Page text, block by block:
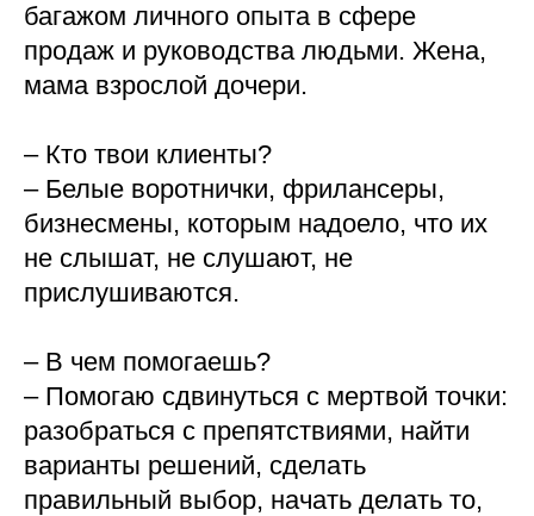
багажом личного опыта в сфере
продаж и руководства людьми. Жена,
мама взрослой дочери.
– Кто твои клиенты?
– Белые воротнички, фрилансеры,
бизнесмены, которым надоело, что их
не слышат, не слушают, не
прислушиваются.
– В чем помогаешь?
– Помогаю сдвинуться с мертвой точки:
разобраться с препятствиями, найти
варианты решений, сделать
правильный выбор, начать делать то,